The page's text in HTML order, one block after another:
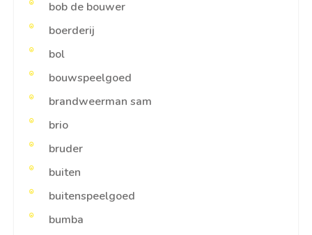
bob de bouwer
boerderij
bol
bouwspeelgoed
brandweerman sam
brio
bruder
buiten
buitenspeelgoed
bumba